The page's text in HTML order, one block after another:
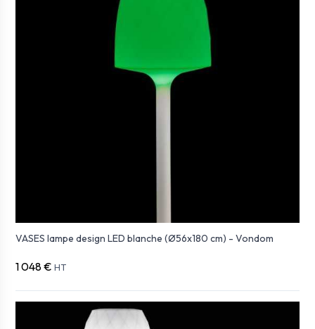
VASES lampe design LED blanche (Ø56x180 cm) - Vondom
1 048 € HT